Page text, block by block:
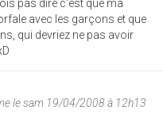
pas dire c'est que ma
avec les garçons et que
qui devriez ne pas avoir
le sam 19/04/2008 à 12h13